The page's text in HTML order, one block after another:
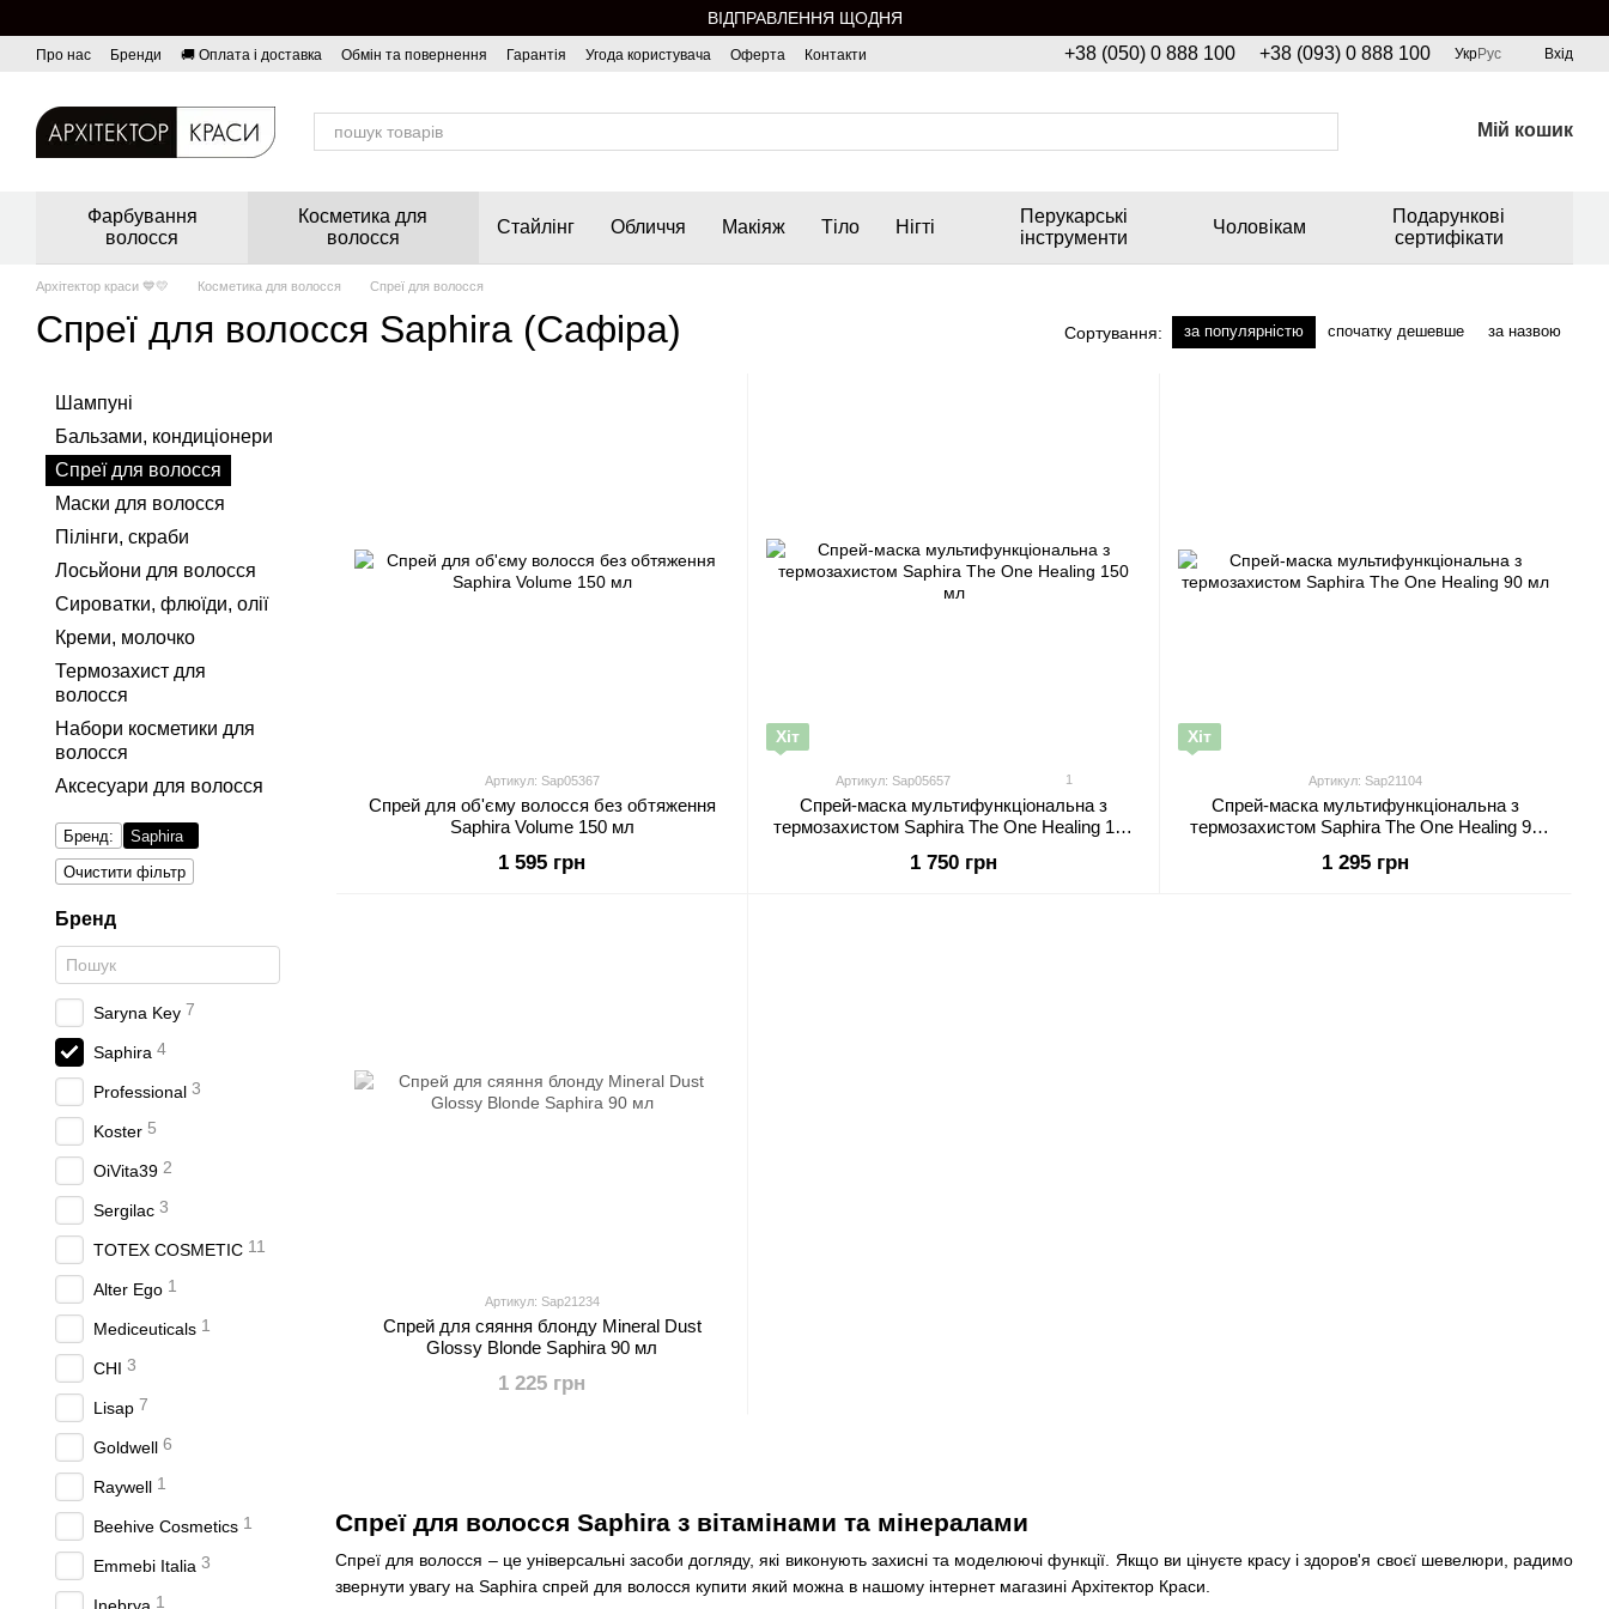
ВІДПРАВЛЕННЯ ЩОДНЯ
Про нас Бренди 🚚 Оплата і доставка Обмін та повернення Гарантія Угода користувача Оферта Контакти +38 (050) 0 888 100 +38 (093) 0 888 100 УкрРус Вхід
Мій кошик
Фарбування
волосся
Косметика для
волосся
Стайлінг Обличчя Макіяж Тіло Нігті
Перукарські
інструменти
Чоловікам
Подарункові
сертифікати
Архітектор краси 💙💛 Косметика для волосся Спреї для волосся
Спреї для волосся Saphira (Сафіра) Сортування: за популярністю спочатку дешевше за назвою
Спреї для волосся Saphira з вітамінами та мінералами
Спреї для волосся – це універсальні засоби догляду, які виконують захисні та моделюючі функції. Якщо ви цінуєте красу і здоров'я своєї шевелюри, радимо
звернути увагу на Saphira спрей для волосся купити який можна в нашому інтернет магазині Архітектор Краси.
Артикул: Sap05367
Спрей для об'єму волосся без обтяження
Saphira Volume 150 мл
1 595 грн
Хіт
Артикул: Sap05657 1
Спрей-маска мультифункціональна з
термозахистом Saphira The One Healing 150
1 750 грн
Хіт
Артикул: Sap21104
Спрей-маска мультифункціональна з
термозахистом Saphira The One Healing 90
1 295 грн
Артикул: Sap21234
Спрей для сяяння блонду Mineral Dust
Glossy Blonde Saphira 90 мл
1 225 грн
Шампуні
Бальзами, кондиціонери
Спреї для волосся
Маски для волосся
Пілінги, скраби
Лосьйони для волосся
Сироватки, флюїди, олії
Креми, молочко
Термозахист для
волосся
Набори косметики для
волосся
Аксесуари для волосся
Бренд:
Saphira
Очистити фільтр
Бренд
Saryna Key 7
Saphira 4
Professional 3
Koster 5
OiVita39 2
Sergilac 3
TOTEX COSMETIC 11
Alter Ego 1
Mediceuticals 1
CHI 3
Lisap 7
Goldwell 6
Raywell 1
Beehive Cosmetics 1
Emmebi Italia 3
1